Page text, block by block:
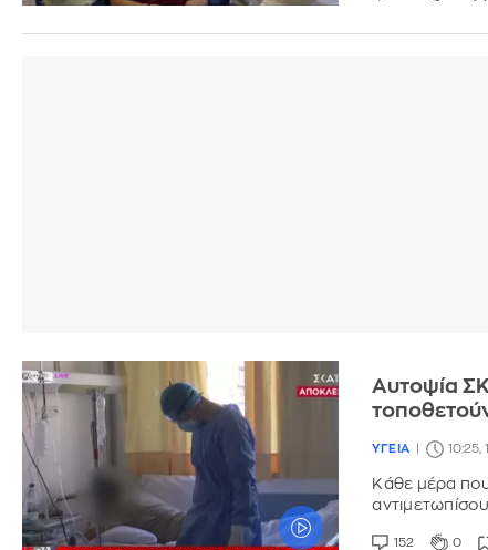
Αυτοψία
ΥΓΕΙΑ 10:25,
Κάθε μέρα που
152 0